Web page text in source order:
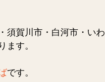
須賀川市・白河市・い
ます。
です。